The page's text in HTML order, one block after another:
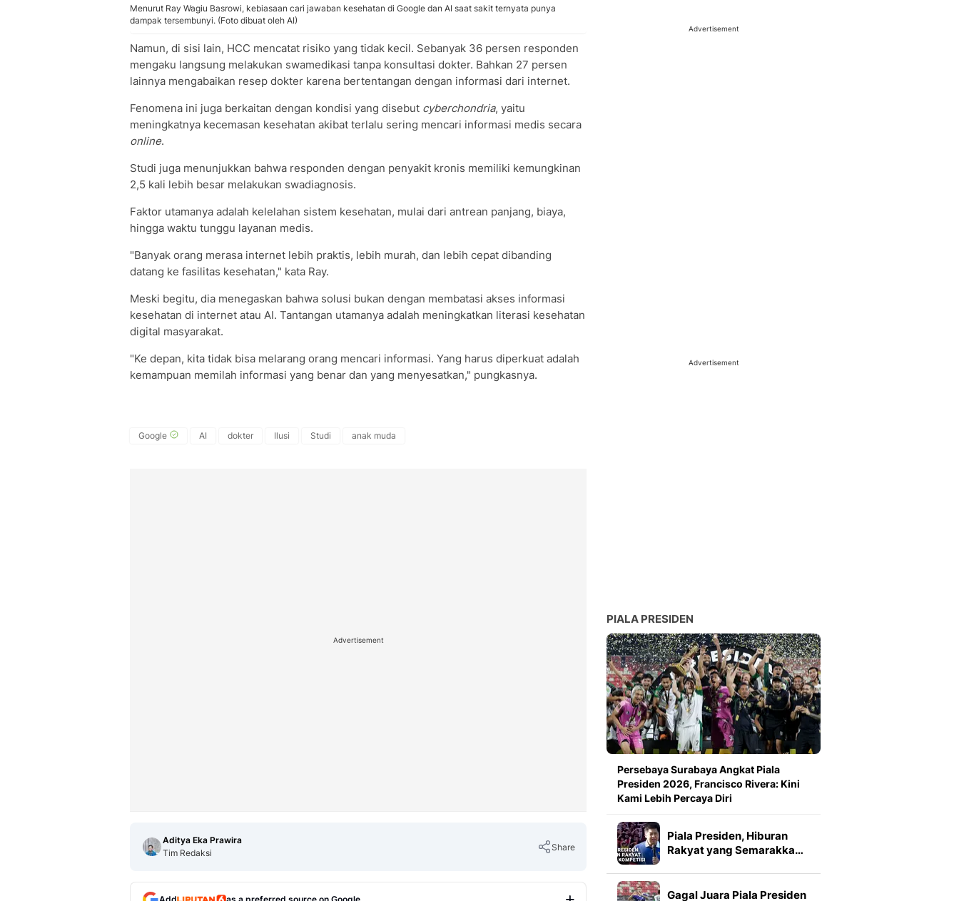
Menurut Ray Wagiu Basrowi, kebiasaan cari jawaban kesehatan di Google dan AI saat sakit ternyata punya
dampak tersembunyi. (Foto dibuat oleh AI)
Namun, di sisi lain, HCC mencatat risiko yang tidak kecil. Sebanyak 36 persen responden
mengaku langsung melakukan swamedikasi tanpa konsultasi dokter. Bahkan 27 persen
lainnya mengabaikan resep dokter karena bertentangan dengan informasi dari internet.
Fenomena ini juga berkaitan dengan kondisi yang disebut cyberchondria, yaitu
meningkatnya kecemasan kesehatan akibat terlalu sering mencari informasi medis secara
online.
Studi juga menunjukkan bahwa responden dengan penyakit kronis memiliki kemungkinan
2,5 kali lebih besar melakukan swadiagnosis.
Faktor utamanya adalah kelelahan sistem kesehatan, mulai dari antrean panjang, biaya,
hingga waktu tunggu layanan medis.
"Banyak orang merasa internet lebih praktis, lebih murah, dan lebih cepat dibanding
datang ke fasilitas kesehatan," kata Ray.
Meski begitu, dia menegaskan bahwa solusi bukan dengan membatasi akses informasi
kesehatan di internet atau AI. Tantangan utamanya adalah meningkatkan literasi kesehatan
digital masyarakat.
"Ke depan, kita tidak bisa melarang orang mencari informasi. Yang harus diperkuat adalah
kemampuan memilah informasi yang benar dan yang menyesatkan," pungkasnya.
Google AI dokter Ilusi Studi anak muda
Advertisement
Aditya Eka Prawira
Tim Redaksi
Share
Advertisement
Advertisement
PIALA PRESIDEN
Persebaya Surabaya Angkat Piala
Presiden 2026, Francisco Rivera: Kini
Kami Lebih Percaya Diri
Piala Presiden, Hiburan
Rakyat yang Semarakka…
Gagal Juara Piala Presiden